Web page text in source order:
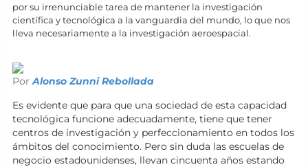
por su irrenunciable tarea de mantener la investigación
científica y tecnológica a la vanguardia del mundo, lo que nos
lleva necesariamente a la investigación aeroespacial.
PorAlonso Zunni Rebollada
Es evidente que para que una sociedad de esta capacidad
tecnológica funcione adecuadamente, tiene que tener
centros de investigación y perfeccionamiento en todos los
ámbitos del conocimiento. Pero sin duda las escuelas de
negocio estadounidenses, llevan cincuenta años estando